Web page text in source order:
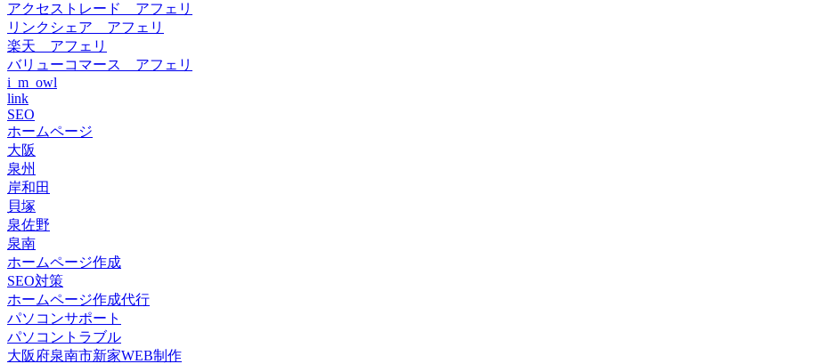
アクセストレード アフェリ
リンクシェア アフェリ
楽天 アフェリ
バリューコマース アフェリ
i_m_owl
link
SEO
ホームページ
大阪
泉州
岸和田
貝塚
泉佐野
泉南
ホームページ作成
SEO対策
ホームページ作成代行
パソコンサポート
パソコントラブル
大阪府泉南市新家WEB制作